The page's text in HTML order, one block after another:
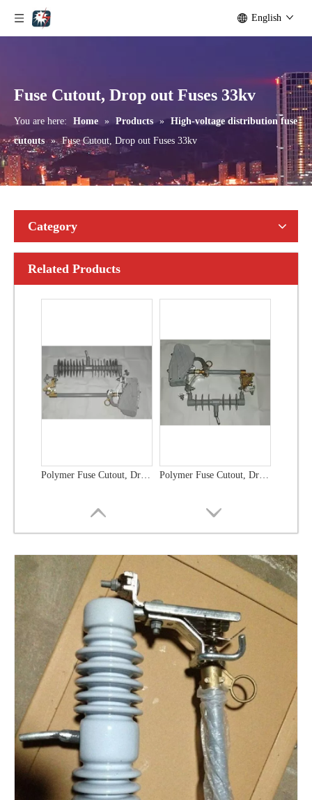
English
Fuse Cutout, Drop out Fuses 33kv
You are here: Home » Products » High-voltage distribution fuse
cutouts » Fuse Cutout, Drop out Fuses 33kv
Category
Related Products
Polymer Fuse Cutout, Drop out Fuses 12 Kv 100A Polymer Fuse Cutout, Drop out Fuses 12 Kv 200A
Polymer Fuse Cutout, Drop out Fuses 18 Kv 100A